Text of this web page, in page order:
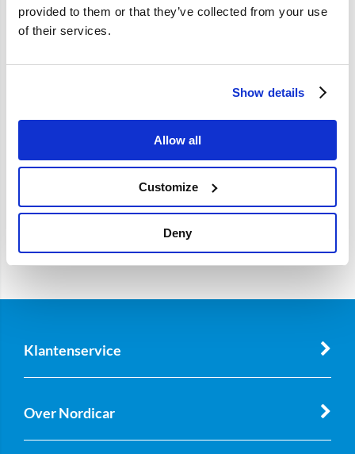
provided to them or that they’ve collected from your use
of their services.
Show details
Allow all
Customize
Deny
Merk Sachs
Klantenservice
Over Nordicar